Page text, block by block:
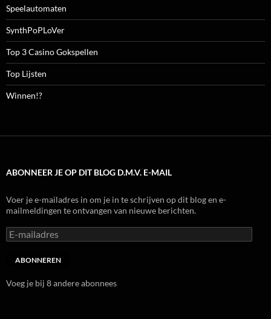
Speelautomaten
SynthPoPLoVer
Top 3 Casino Gokspellen
Top Lijsten
Winnen!?
ABONNEER JE OP DIT BLOG D.M.V. E-MAIL
Voer je e-mailadres in om je in te schrijven op dit blog en e-
mailmeldingen te ontvangen van nieuwe berichten.
E-
mailadres
ABONNEREN
Voeg je bij 8 andere abonnees